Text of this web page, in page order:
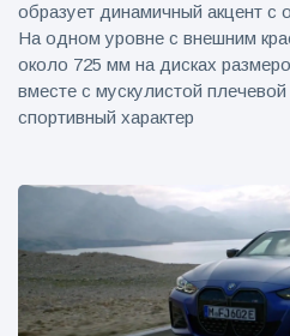
образует динамичный акцент
На одном уровне с внешним
около 725 мм на дисках
вместе с мускулистой
спортивный характер